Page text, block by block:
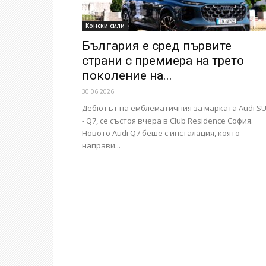
Конски сили
България е сред първите
страни с премиера на трето
поколение на...
30.06.2026
Дебютът на емблематичния за марката Audi
- Q7, се състоя вчера в Club Residence София.
Новото Audi Q7 беше с инсталация, която
направи...